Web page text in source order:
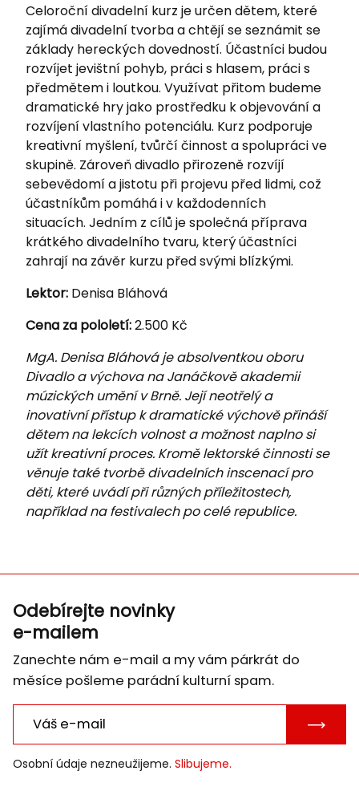
Celoroční divadelní kurz je určen dětem, které
zajímá divadelní tvorba a chtějí se seznámit se
základy hereckých dovedností. Účastníci budou
rozvíjet jevištní pohyb, práci s hlasem, práci s
předmětem i loutkou. Využívat přitom budeme
dramatické hry jako prostředku k objevování a
rozvíjení vlastního potenciálu. Kurz podporuje
kreativní myšlení, tvůrčí činnost a spolupráci ve
skupině. Zároveň divadlo přirozeně rozvíjí
sebevědomí a jistotu při projevu před lidmi, což
účastníkům pomáhá i v každodenních
situacích. Jedním z cílů je společná příprava
krátkého divadelního tvaru, který účastníci
zahrají na závěr kurzu před svými blízkými.
Lektor: Denisa Bláhová
Cena za pololetí:2.500 Kč
MgA. Denisa Bláhová je absolventkou oboru
Divadlo a výchova na Janáčkově akademii
múzických umění v Brně. Její neotřelý a
inovativní přístup k dramatické výchově přináší
dětem na lekcích volnost a možnost naplno si
užít kreativní proces. Kromě lektorské činnosti se
věnuje také tvorbě divadelních inscenací pro
děti, které uvádí při různých příležitostech,
například na festivalech po celé republice.
Odebírejte novinky
e-mailem
Zanechte nám e-mail a my vám párkrát do
měsíce pošleme parádní kulturní spam.
E-
Osobní údaje nezneužijeme. Slibujeme.